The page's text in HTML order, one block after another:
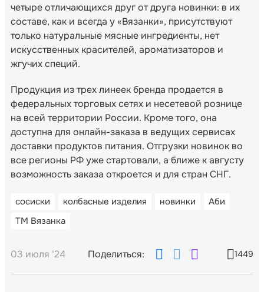
четыре отличающихся друг от друга новинки: в их
составе, как и всегда у «Вязанки», присутствуют
только натуральные мясные ингредиенты, нет
искусственных красителей, ароматизаторов и
жгучих специй.
Продукция из трех линеек бренда продается в
федеральных торговых сетях и несетевой рознице
на всей территории России. Кроме того, она
доступна для онлайн-заказа в ведущих сервисах
доставки продуктов питания. Отгрузки новинок во
все регионы РФ уже стартовали, а ближе к августу
возможность заказа откроется и для стран СНГ.
сосиски колбасные изделия новинки
Аби
ТМ Вязанка
03 июля '24 Поделиться: 1449